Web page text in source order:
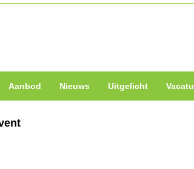
Aanbod Nieuws Uitgelicht